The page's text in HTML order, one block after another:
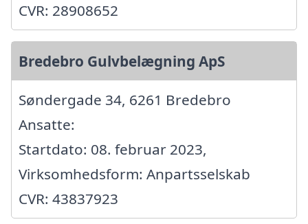
CVR: 28908652
Bredebro Gulvbelægning ApS
Søndergade 34, 6261 Bredebro
Ansatte:
Startdato: 08. februar 2023,
Virksomhedsform: Anpartsselskab
CVR: 43837923